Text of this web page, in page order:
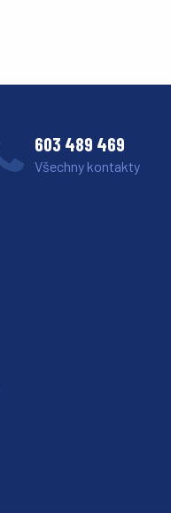
603 489 469
Všechny kontakty